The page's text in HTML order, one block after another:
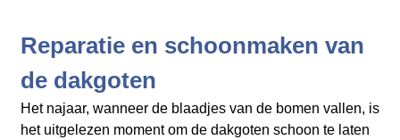
Reparatie en schoonmaken van
de dakgoten
Het najaar, wanneer de blaadjes van de bomen vallen, is
het uitgelezen moment om de dakgoten schoon te laten